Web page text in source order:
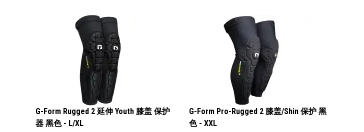
G-Form Rugged 2 延伸 Youth 膝盖 保护
器 黑色 - L/XL
G-Form Pro-Rugged 2 膝盖/Shin 保护 黑
色 - XXL